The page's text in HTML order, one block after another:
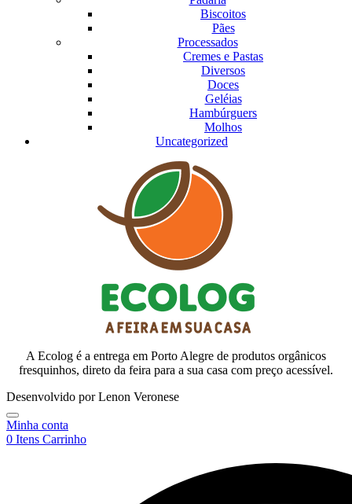
Biscoitos
Pães
Processados
Cremes e Pastas
Diversos
Doces
Geléias
Hambúrguers
Molhos
Uncategorized
A Ecolog é a entrega em Porto Alegre de produtos orgânicos
fresquinhos, direto da feira para a sua casa com preço acessível.
Desenvolvido por Lenon Veronese
Minha conta
0 Itens Carrinho